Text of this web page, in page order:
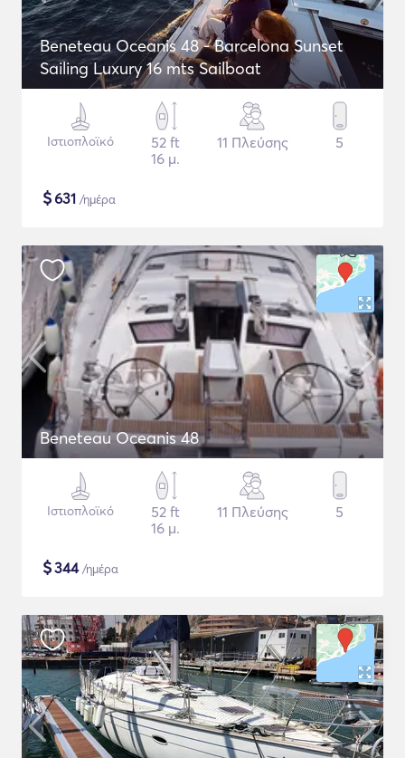
Beneteau Oceanis 48 - Barcelona Sunset
Sailing Luxury 16 mts Sailboat
Ιστιοπλοϊκό
52 ft
16 μ.
11 Πλεύσης 5
$631 /ημέρα
Beneteau Oceanis 48
Ιστιοπλοϊκό
52 ft
16 μ.
11 Πλεύσης 5
$344/ημέρα